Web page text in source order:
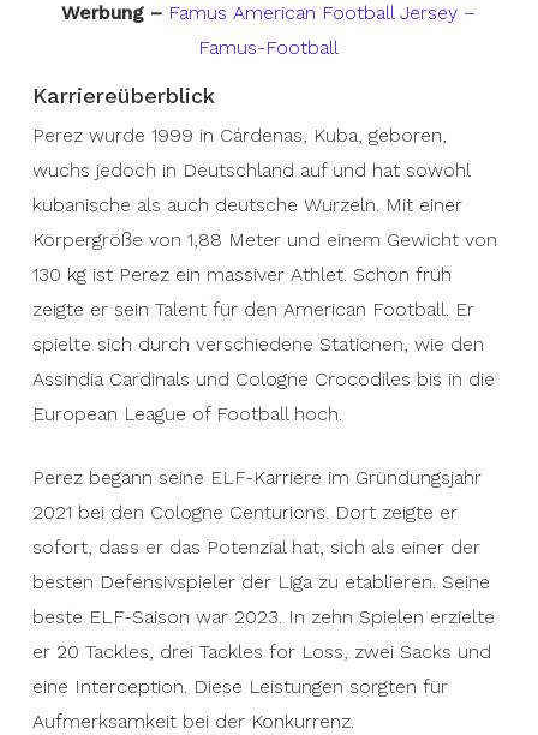
Werbung – Famus American Football Jersey –
Famus-Football
Karriereüberblick
Perez wurde 1999 in Cárdenas, Kuba, geboren,
wuchs jedoch in Deutschland auf und hat sowohl
kubanische als auch deutsche Wurzeln. Mit einer
Körpergröße von 1,88 Meter und einem Gewicht von
130 kg ist Perez ein massiver Athlet. Schon früh
zeigte er sein Talent für den American Football. Er
spielte sich durch verschiedene Stationen, wie den
Assindia Cardinals und Cologne Crocodiles bis in die
European League of Football hoch.
Perez begann seine ELF-Karriere im Gründungsjahr
2021 bei den Cologne Centurions. Dort zeigte er
sofort, dass er das Potenzial hat, sich als einer der
besten Defensivspieler der Liga zu etablieren. Seine
beste ELF-Saison war 2023. In zehn Spielen erzielte
er 20 Tackles, drei Tackles for Loss, zwei Sacks und
eine Interception. Diese Leistungen sorgten für
Aufmerksamkeit bei der Konkurrenz.